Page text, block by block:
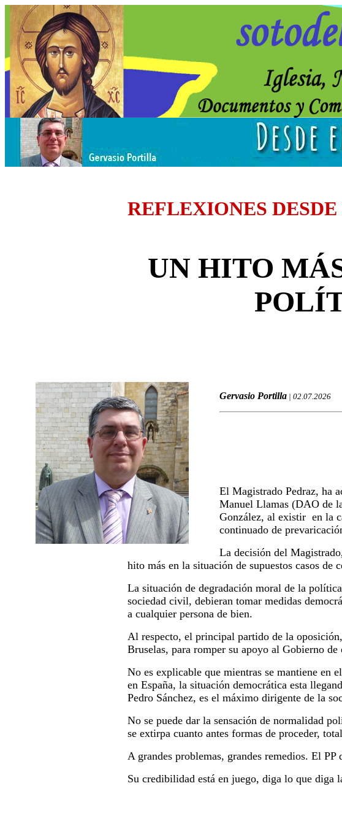
REFLEXIONES
UN HITO
Gervasio Portilla | 02.07.2026
El Magistrado Pedraz, ha
Manuel Llamas (DAO de
González, al existir en la
continuado de
La decisión del
hito más en la situación de supuestos casos de
La situación de degradación moral de la
sociedad civil, debieran tomar medidas
a cualquier persona de bien.
Al respecto, el principal partido de la
Bruselas, para romper su apoyo al Gobierno
No es explicable que mientras se mantiene en
en España, la situación democrática esta
Pedro Sánchez, es el máximo dirigente de la
No se puede dar la sensación de normalidad
se extirpa cuanto antes formas de proceder,
A grandes problemas, grandes remedios. El
Su credibilidad está en juego, diga lo que diga